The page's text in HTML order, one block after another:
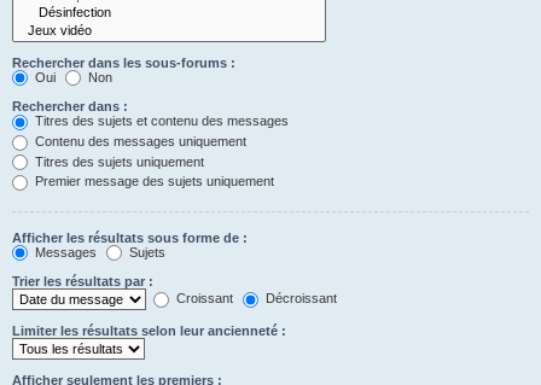
Rechercher dans les sous-forums :
Oui
Non
Rechercher dans :
Titres des sujets et contenu des messages
Contenu des messages uniquement
Titres des sujets uniquement
Premier message des sujets uniquement
Afficher les résultats sous forme de :
Messages
Sujets
Trier les résultats par :
Croissant
Décroissant
Limiter les résultats selon leur ancienneté :
Afficher seulement les premiers :